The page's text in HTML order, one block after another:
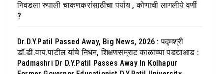
निवडला रुपाली चाकणकरांसाठीचा पर्याय , कोणाची लागलीये वर्णी
?
Dr.D.Y.Patil Passed Away, Big News, 2026 : पद्मश्री
डॉ.डी.वाय.पाटील यांचे निधन, शिक्षणसम्राट काळाच्या पडद्याआड :
Padmashri Dr D.Y.Patil Passes Away In Kolhapur